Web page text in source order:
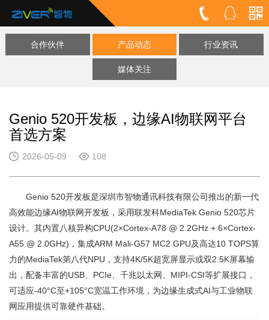
合作伙伴 产品动态 行业资讯
媒体关注
Genio 520开发板，边缘AI物联网平台
首选方案
2026-05-09 108
Genio 520开发板是深圳市智物通讯科技有限公司推出的新一代
高效能边缘AI物联网开发板，采用联发科MediaTek Genio 520芯片
设计。其内置八核异构CPU(2×Cortex-A78 @ 2.2GHz + 6×Cortex-
A55 @ 2.0GHz)，集成ARM Mali-G57 MC2 GPU及高达10 TOPS算
力的MediaTek第八代NPU，支持4K/5K超宽屏显示或双2.5K屏幕输
出，配备丰富的USB、PCIe、千兆以太网、MIPI-CSI等扩展接口，
可适应-40°C至+105°C宽温工作环境，为边缘生成式AI与工业物联
网应用提供可靠硬件基础。